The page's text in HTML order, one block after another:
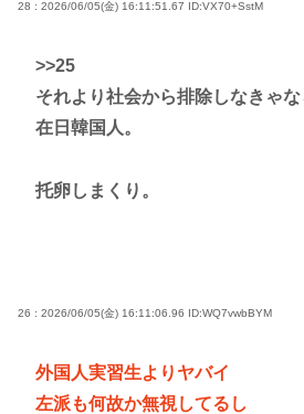
28 : 2026/06/05(金) 16:11:51.67 ID:VX70+SstM
>>25
それより社会から排除しなきゃ
在日韓国人。
托卵しまくり。
26 : 2026/06/05(金) 16:11:06.96 ID:WQ7vwbBYM
外国人実習生よりヤバイ
左派も何故か無視してるし